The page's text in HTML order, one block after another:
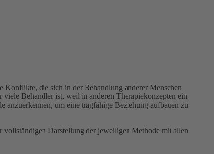
Konflikte, die sich in der Behandlung anderer Menschen
Behandler ist, weil in anderen Therapiekonzepten ein
anzuerkennen, um eine tragfähige Beziehung aufbauen zu
vollständigen Darstellung der jeweiligen Methode mit allen